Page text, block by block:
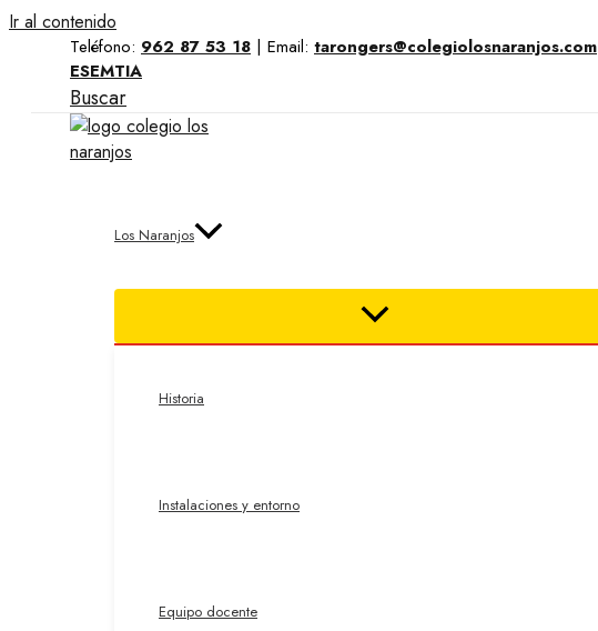
Ir al contenido
Teléfono: 962 87 53 18 | Email: tarongers@colegiolosnaranjos.com
ESEMTIA
Buscar
Los Naranjos
Historia
Instalaciones y entorno
Equipo docente